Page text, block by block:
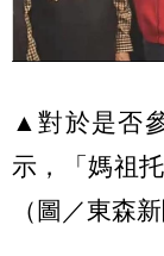
▲對於是否
示，「媽祖
（圖／東森